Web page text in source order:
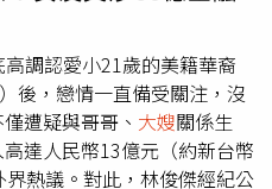
調認愛小21歲的美籍華裔
後，戀情一直備受關注，沒
遭疑與哥哥、 大嫂關係生
達人民幣13億元（約新台幣
熱議。對此，林俊傑經紀公